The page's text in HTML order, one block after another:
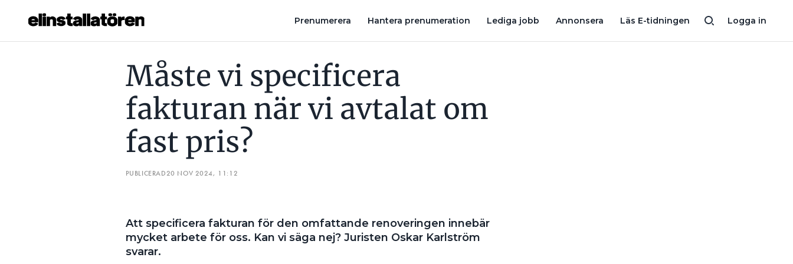
Logga in
Prenumerera Hantera prenumeration Lediga jobb Annonsera Läs E-tidningen
Hantera prenumeration
Måste vi specificera
fakturan när vi avtalat om
fast pris?
PUBLICERAD20 NOV 2024, 11:12
Att specificera fakturan för den omfattande renoveringen innebär
mycket arbete för oss. Kan vi säga nej? Juristen Oskar Karlström
svarar.
MÅSTE VI SPECIFICERA FAKTURAN NÄR VI AVTALAT OM FAST PRIS? VAD SKA JAG KALKYLERA MED NÄR BESTÄLLAREN INTE ANGETT FABRIKAT? VAD BÖR JAG TÄNKA PÅ INFÖR EN